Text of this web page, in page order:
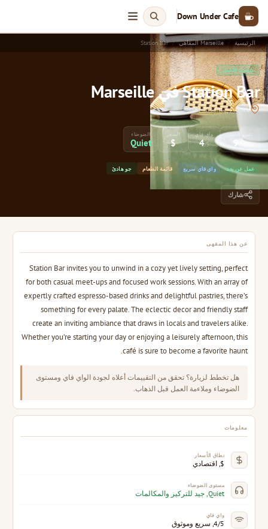
Down Under Cafe
الرئيسية Marseille المقاهي Station Bar
مناسب للعمل
Station Bar في Marseille
Marseille, France
تقييم العمل
9
واي فاي
4/5
السعر
$
الضوضاء
Quiet
عمل عن بعد واي فاي سريع قائمة الطعام جو هادئ
شارك
عن هذا المقهى
Station Bar invites you to unwind in a cozy yet lively setting, perfect
for both casual meet-ups and focused work sessions. With an array of
expertly crafted espresso-based drinks and delightful pastries, there’s
something for every palate. The eclectic decor and friendly staff
create an inviting ambiance that draws in locals and travelers alike.
Whether you’re starting your day or enjoying a leisurely afternoon, this
café is sure to become a favorite haunt.
هل تخطط لزيارة؟ تحقق من التقييمات أعلاه لجودة الواي فاي ومستوى
الضوضاء وملاءمة العمل قبل الذهاب.
معلومات
نطاق الأسعار
$, اقتصادي
مستوى الضوضاء
Quiet, جيد للتركيز والمكالمات
واي فاي
4/5, سريع وموثوق